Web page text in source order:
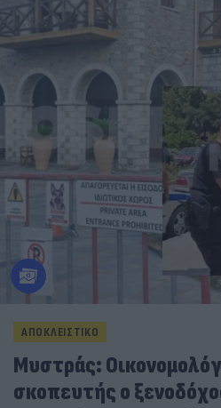
ΑΠΟΚΛΕΙΣΤΙΚΟ
Μυστράς:
σκοπευτής ο